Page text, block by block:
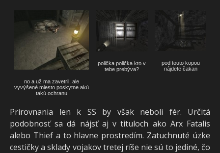
no a už ma zavetril, ale
vyvýšené miesto poskytne akú
takú ochranu
polička polička kto v
tebe prebýva?
pod touto kopou
nájdete čakan
Prirovnania len k SS by však neboli fér. Určitá
podobnosť sa dá nájsť aj v tituloch ako Arx Fatalis
alebo Thief a to hlavne prostredím. Zatuchnuté úzke
cestičky a sklady vojakov tretej ríše nie sú to jediné, čo